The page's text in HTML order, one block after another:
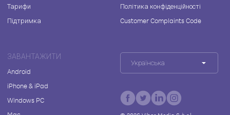
Тарифи
Підтримка
Політика конфіденційності
Customer Complaints Code
ЗАВАНТАЖИТИ
Android
iPhone & iPad
Windows PC
Українська